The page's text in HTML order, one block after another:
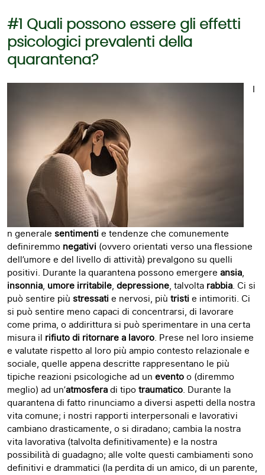
#1 Quali possono essere gli effetti
psicologici prevalenti della
quarantena?
I
n generale sentimentie tendenze che comunemente
definiremmo negativi (ovvero orientati verso una flessione
dell’umore e del livello di attività) prevalgono su quelli
positivi. Durante la quarantena possono emergere ansia,
insonnia, umore irritabile, depressione, talvolta rabbia. Ci si
può sentire più stressatie nervosi, più tristie intimoriti. Ci
si può sentire meno capaci di concentrarsi, di lavorare
come prima, o addirittura si può sperimentare in una certa
misura il rifiuto di ritornare a lavoro. Prese nel loro insieme
e valutate rispetto al loro più ampio contesto relazionale e
sociale, quelle appena descritte rappresentano le più
tipiche reazioni psicologiche ad un eventoo (diremmo
meglio) ad un’atmosferadi tipotraumatico. Durante la
quarantena di fatto rinunciamo a diversi aspetti della nostra
vita comune; i nostri rapporti interpersonali e lavorativi
cambiano drasticamente, o si diradano; cambia la nostra
vita lavorativa (talvolta definitivamente) e la nostra
possibilità di guadagno; alle volte questi cambiamenti sono
definitivi e drammatici (la perdita di un amico, di un parente,